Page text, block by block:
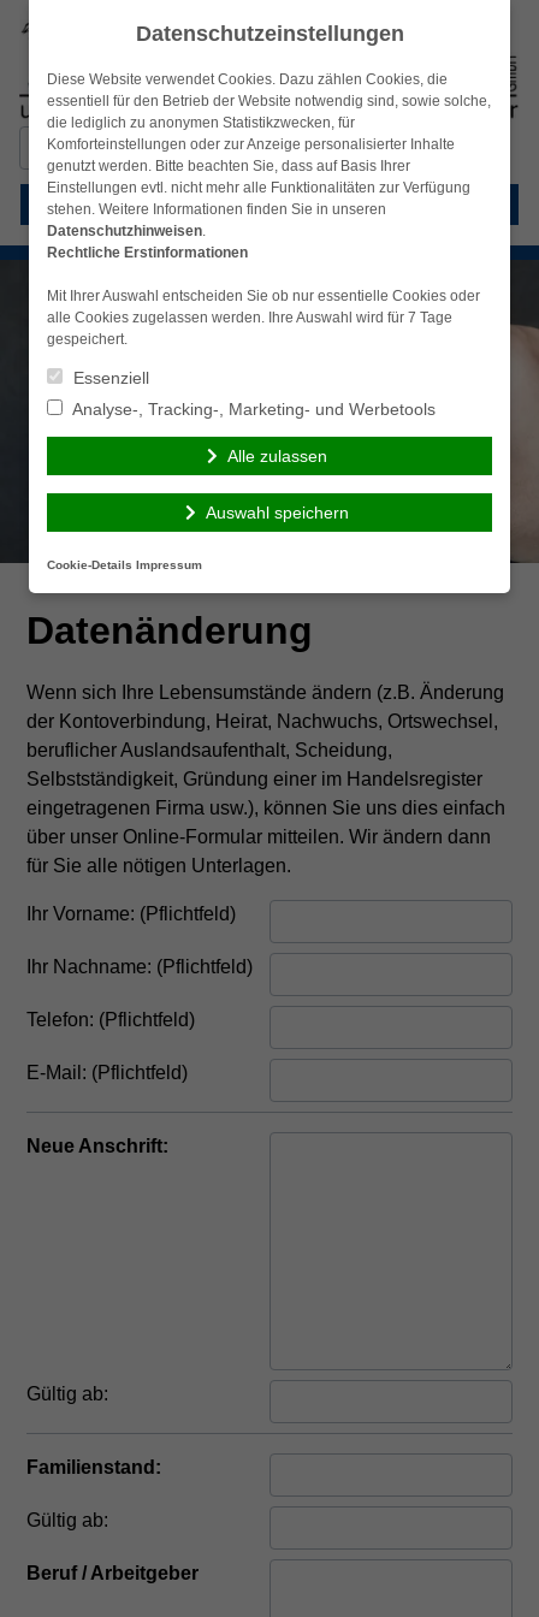
Suchen
nach:
simplr-Login
Menü
Datenänderung
Datenänderung
Wenn sich Ihre Lebensumstände ändern (z.B. Änderung
der Kontoverbindung, Heirat, Nachwuchs, Ortswechsel,
beruflicher Auslandsaufenthalt, Scheidung,
Selbstständigkeit, Gründung einer im Handelsregister
eingetragenen Firma usw.), können Sie uns dies einfach
über unser Online-Formular mitteilen. Wir ändern dann
für Sie alle nötigen Unterlagen.
Ihr Vorname: (Pflichtfeld)
Ihr Nachname: (Pflichtfeld)
Telefon: (Pflichtfeld)
E-Mail: (Pflichtfeld)
Neue Anschrift:
Gültig ab:
Familienstand:
Gültig ab:
Beruf / Arbeitgeber
Datenschutzeinstellungen
Diese Website verwendet Cookies. Dazu zählen Cookies, die
essentiell für den Betrieb der Website notwendig sind, sowie solche,
die lediglich zu anonymen Statistikzwecken, für
Komforteinstellungen oder zur Anzeige personalisierter Inhalte
genutzt werden. Bitte beachten Sie, dass auf Basis Ihrer
Einstellungen evtl. nicht mehr alle Funktionalitäten zur Verfügung
stehen. Weitere Informationen finden Sie in unseren
Datenschutzhinweisen.
Rechtliche Erstinformationen
Mit Ihrer Auswahl entscheiden Sie ob nur essentielle Cookies oder
alle Cookies zugelassen werden. Ihre Auswahl wird für 7 Tage
gespeichert.
Essenziell
Analyse-, Tracking-, Marketing- und Werbetools
Alle zulassen
Auswahl speichern
Cookie-Details Impressum